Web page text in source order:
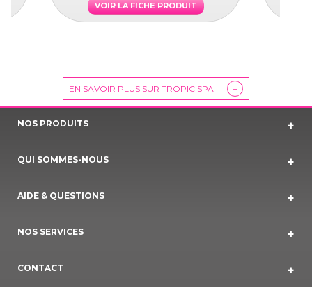
VOIR LA FICHE PRODUIT
EN SAVOIR PLUS SUR TROPIC SPA +
NOS PRODUITS
QUI SOMMES-NOUS
AIDE & QUESTIONS
NOS SERVICES
CONTACT